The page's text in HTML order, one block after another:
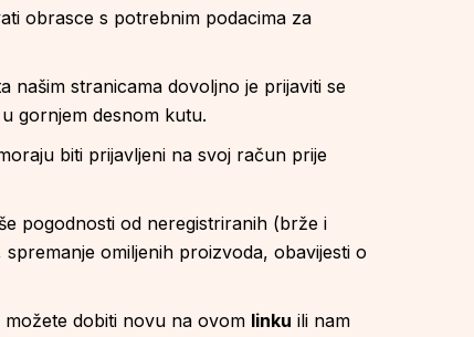
obrasce s potrebnim podacima za
našim stranicama dovoljno je prijaviti se
gornjem desnom kutu.
biti prijavljeni na svoj račun prije
pogodnosti od neregistriranih (brže i
omiljenih proizvoda, obavijesti o
dobiti novu na ovom linku ili nam